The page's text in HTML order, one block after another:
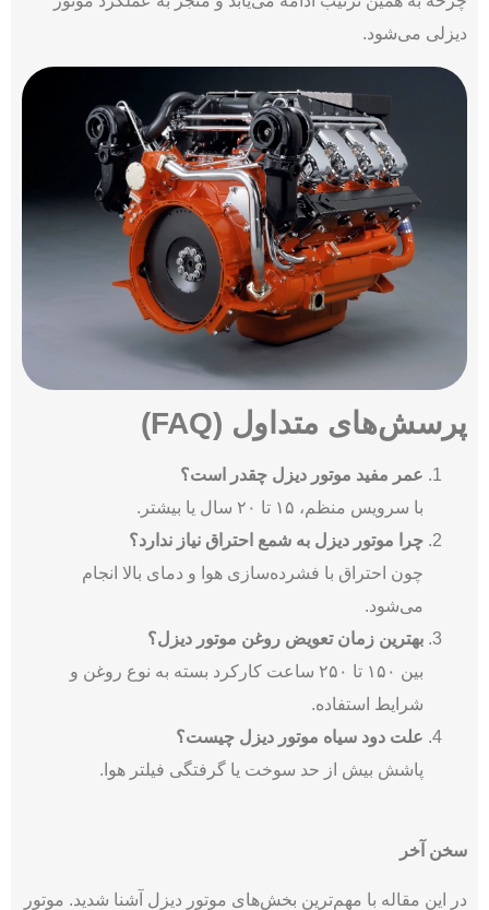
دیزلی می‌شود.
پرسش‌های متداول (FAQ)
عمر مفید موتور دیزل چقدر است؟
با سرویس منظم، ۱۵ تا ۲۰ سال یا بیشتر.
چرا موتور دیزل به شمع احتراق نیاز ندارد؟
چون احتراق با فشرده‌سازی هوا و دمای بالا انجام
می‌شود.
بهترین زمان تعویض روغن موتور دیزل؟
بین ۱۵۰ تا ۲۵۰ ساعت کارکرد بسته به نوع روغن و
شرایط استفاده.
علت دود سیاه موتور دیزل چیست؟
پاشش بیش از حد سوخت یا گرفتگی فیلتر هوا.
سخن آخر
در این مقاله با مهم‌‌‌ترین بخش‌های موتور دیزل آشنا شدید. موتور